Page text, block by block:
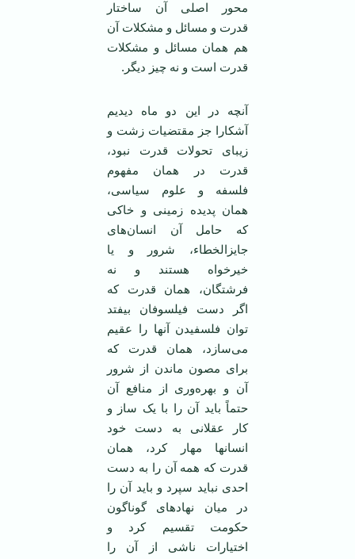
محور اصلی آن ساختار
قدرت و مسائل و مشکلات آن
هم همان مسائل و مشکلات
قدرت است و نه چیز دیگر.
آنچه در این دو ماه دیدیم
آشکارا جز مقتضیات زشت و
زیبای تحولات قدرت نبود،
قدرت در همان مفهوم
فلسفه و علوم سیاسی،
همان پدیده زمینی و خاکی
که حامل آن انسان‌های
جایزالخطاء، شرور و یا
خیرخواه هستند و نه
فرشتگان، همان قدرت که
اگر دست فیلسوفان بیفتد
توان فلسفیدن آنها را عقیم
می‌سازد، همان قدرت که
برای مصون ماندن از شرور
آن و بهره‌وری از منافع آن
حتماً باید آن را با یک ساز و
کار عقلانی به دست خود
انسانها مهار کرد، همان
قدرت که همه آن را به دست
احدی نباید سپرد و باید آن را
در میان نهادهای گوناگون
حکومت تقسیم کرد و
اختیارات ناشی از آن را